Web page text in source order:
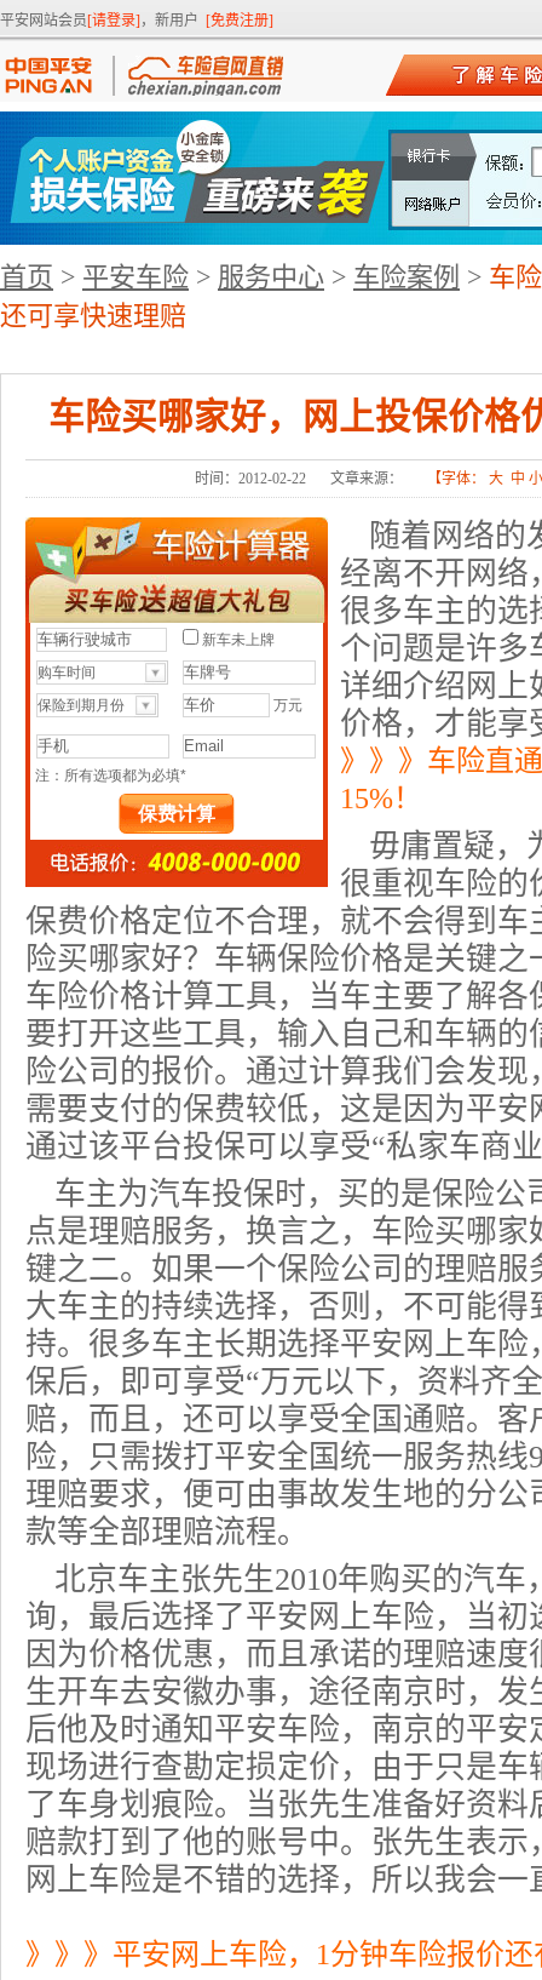
平安网站会员[请登录] ，新用户 [免费注册]
首页 > 平安车险 > 服务中心 > 车险案例 > 车
还可享快速理赔
车险买哪家好，网上投保价格
时间：2012-02-22 文章来源： 【字体： 大 中 小
随着网络的
经离不开网络
很多车主的选
个问题是许多
详细介绍网上
价格，才能享
》》》车险直
15%！
毋庸置疑，
很重视车险的
保费价格定位不合理，就不会得到
险买哪家好？车辆保险价格是关键之
车险价格计算工具，当车主要了解
要打开这些工具，输入自己和车辆
险公司的报价。通过计算我们会发
需要支付的保费较低，这是因为平
通过该平台投保可以享受“私家车商
车主为汽车投保时，买的是保险公
点是理赔服务，换言之，车险买哪
键之二。如果一个保险公司的理赔
大车主的持续选择，否则，不可能
持。很多车主长期选择平安网上车
保后，即可享受“万元以下，资料齐
赔，而且，还可以享受全国通赔。
险，只需拨打平安全国统一服务热线
理赔要求，便可由事故发生地的分
款等全部理赔流程。
北京车主张先生2010年购买的汽
询，最后选择了平安网上车险，当
因为价格优惠，而且承诺的理赔速度
生开车去安徽办事，途径南京时，
后他及时通知平安车险，南京的平安
现场进行查勘定损定价，由于只是
了车身划痕险。当张先生准备好资
赔款打到了他的账号中。张先生表示
网上车险是不错的选择，所以我会一
》》》平安网上车险，1分钟车险报价